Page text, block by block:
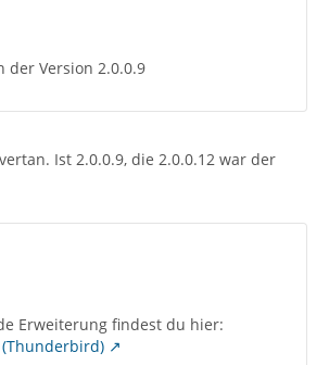
der Version 2.0.0.9
Ist 2.0.0.9, die 2.0.0.12 war der
Erweiterung findest du hier:
(Thunderbird)